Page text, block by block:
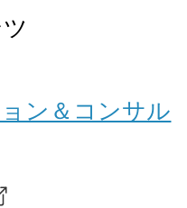
ン＆コンサル